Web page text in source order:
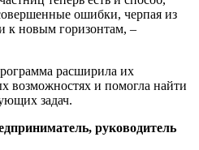
ошибки, черпая из
к новым горизонтам, –
расширила их
возможностях и помогла найти
задач.
руководитель